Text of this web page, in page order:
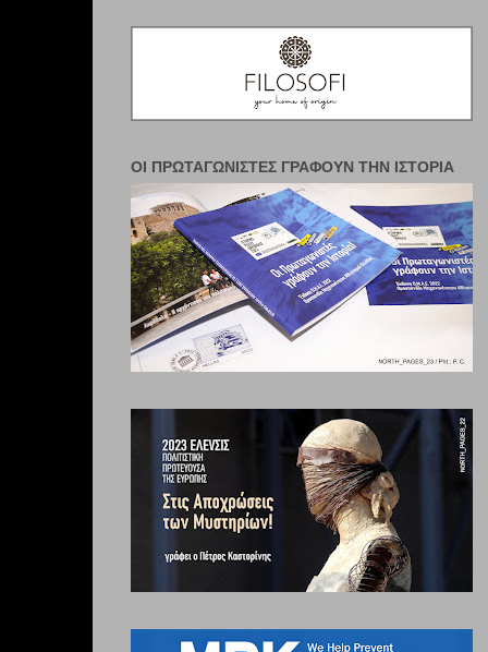
ΟΙ ΠΡΩΤΑΓΩΝΙΣΤΈΣ ΓΡΆΦΟΥΝ ΤΗΝ ΙΣΤΟΡΊΑ